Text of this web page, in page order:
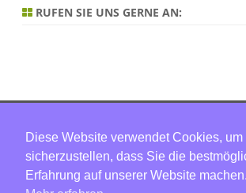
RUFEN SIE UNS GERNE AN:
Hinnerk Warter,
Warter-
Immobilien,
unsere
Datenschutzerklärung.
Diese Website verwendet Cookies, um
sicherzustellen, dass Sie die
Erfahrung auf unserer Website machen.